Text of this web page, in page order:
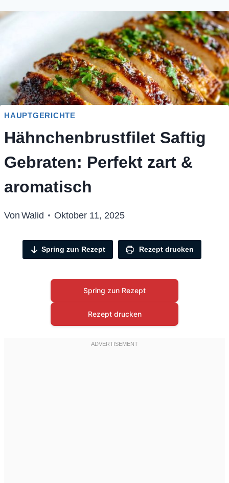
HAUPTGERICHTE
Hähnchenbrustfilet Saftig
Gebraten: Perfekt zart &
aromatisch
Von Walid Oktober 11, 2025
Spring zun Rezept Rezept drucken
Spring zun Rezept
Rezept drucken